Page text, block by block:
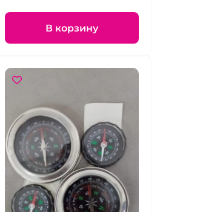
В корзину